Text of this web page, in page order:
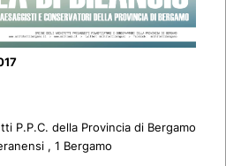
P.P.C. della Provincia di Bergamo
, 1 Bergamo